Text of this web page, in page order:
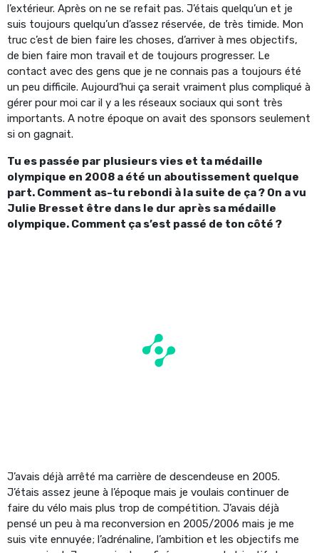
l’extérieur. Après on ne se refait pas. J’étais quelqu’un et je
suis toujours quelqu’un d’assez réservée, de très timide. Mon
truc c’est de bien faire les choses, d’arriver à mes objectifs,
de bien faire mon travail et de toujours progresser. Le
contact avec des gens que je ne connais pas a toujours été
un peu difficile. Aujourd’hui ça serait vraiment plus compliqué à
gérer pour moi car il y a les réseaux sociaux qui sont très
importants. A notre époque on avait des sponsors seulement
si on gagnait.
Tu es passée par plusieurs vies et ta médaille
olympique en 2008 a été un aboutissement quelque
part. Comment as-tu rebondi à la suite de ça ? On a vu
Julie Bresset être dans le dur après sa médaille
olympique. Comment ça s’est passé de ton côté ?
J’avais déjà arrêté ma carrière de descendeuse en 2005.
J’étais assez jeune à l’époque mais je voulais continuer de
faire du vélo mais plus trop de compétition. J’avais déjà
pensé un peu à ma reconversion en 2005/2006 mais je me
suis vite ennuyée; l’adrénaline, l’ambition et les objectifs me